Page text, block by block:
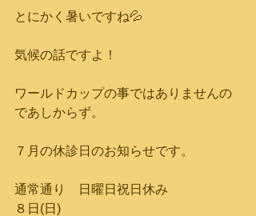
とにかく暑いですね💦
気候の話ですよ！
ワールドカップの事ではありませんの
であしからず。
７月の休診日のお知らせです。
通常通り　日曜日祝日休み
８日(日)